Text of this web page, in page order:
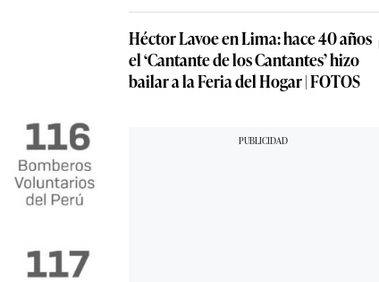
Héctor Lavoe en Lima: hace
el ‘Cantante de los
bailar a la Feria del Hogar |